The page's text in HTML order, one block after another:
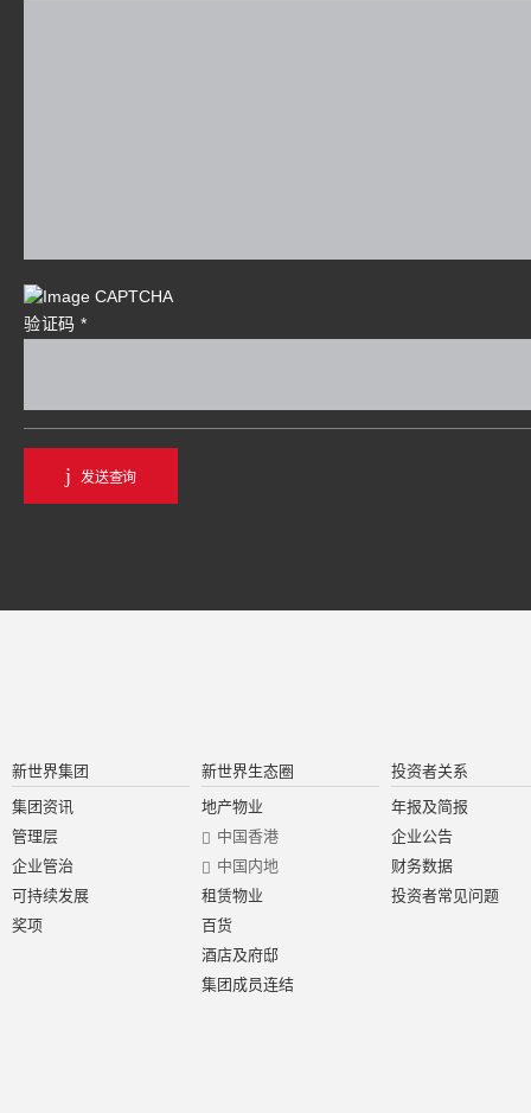
验证码 *
发送查询
新世界集团
集团资讯
管理层
企业管治
可持续发展
奖项
新世界生态圈
地产物业
中国香港
中国内地
租赁物业
百货
酒店及府邸
集团成员连结
投资者关系
年报及简报
企业公告
财务数据
投资者常见问题